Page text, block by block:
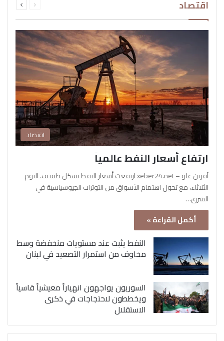
اقتصاد الصفحةالصفحة
اقتصاد
ارتفاع أسعار النفط عالمياً
آفرين علو – xeber24.net ارتفعت أسعار النفط بشكل طفيف، اليوم
الثلاثاء، مع تحول اهتمام الأسواق من التوترات الجيوسياسية في
الشرق…
أكمل القراءة »
النفط يثبت عند مستويات منخفضة وسط
مخاوف من استمرار التصعيد في لبنان
السوريون يواجهون انهياراً معيشياً قاسياً
ويخططون لاحتجاجات في ذكرى
الاستقلال